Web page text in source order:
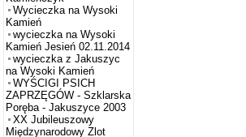
Wycieczka na Wysoki
Kamień
wycieczka na Wysoki
Kamień Jesień 02.11.2014
wycieczka z Jakuszyc
na Wysoki Kamień
WYŚCIGI PSICH
ZAPRZĘGÓW - Szklarska
Poręba - Jakuszyce 2003
XX Jubileuszowy
Międzynarodowy Zlot